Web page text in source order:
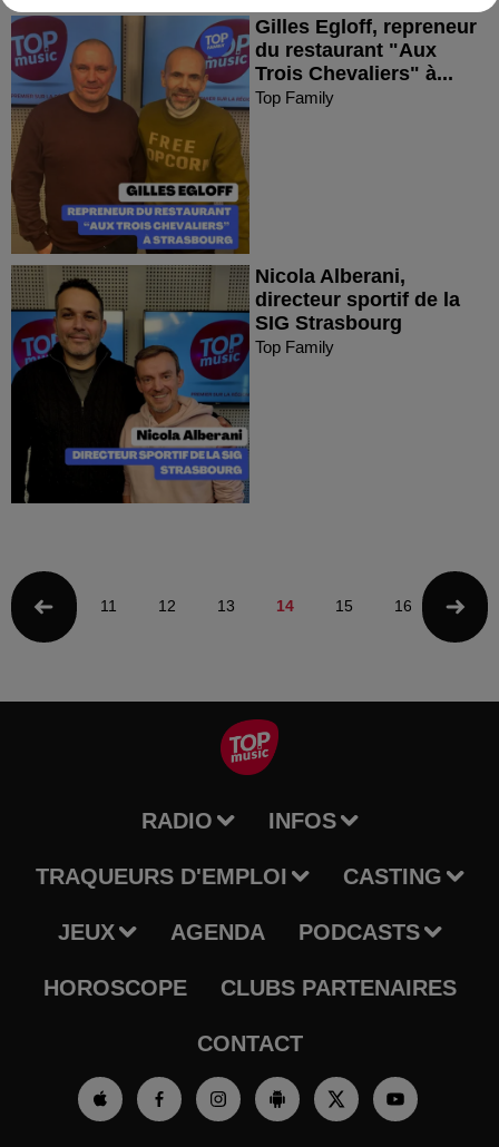
Gilles Egloff, repreneur
du restaurant "Aux
Trois Chevaliers" à...
Top Family
Nicola Alberani,
directeur sportif de la
SIG Strasbourg
Top Family
11 12 13 14 15 16 17
RADIO INFOS
TRAQUEURS D'EMPLOI CASTING
JEUX AGENDA PODCASTS
HOROSCOPE CLUBS PARTENAIRES
CONTACT